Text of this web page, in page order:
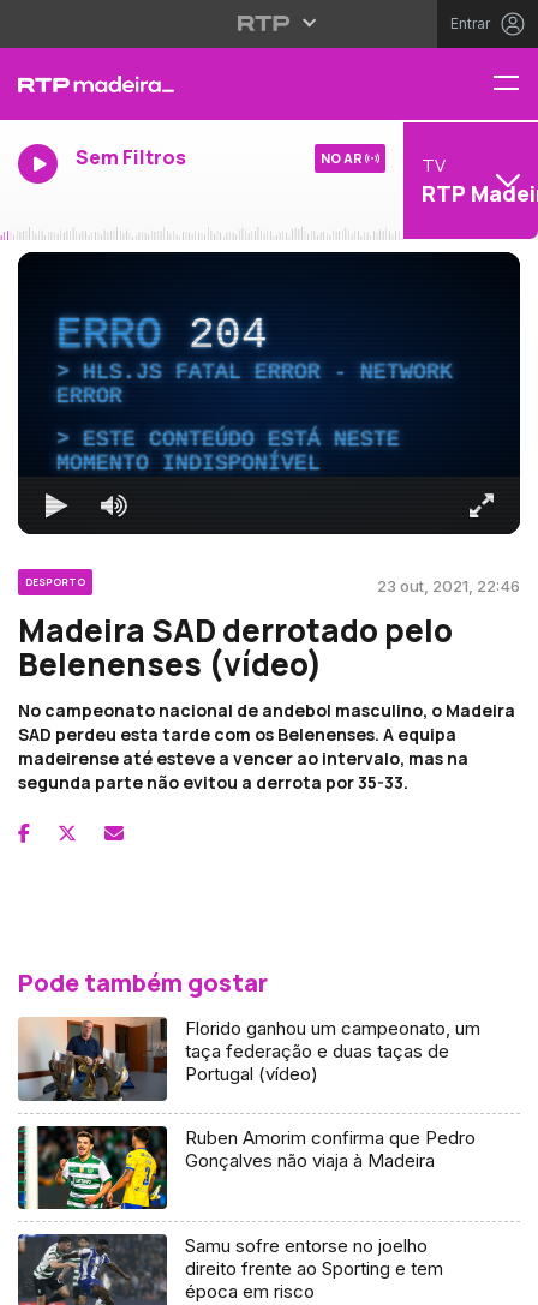
Entrar
Sem Filtros NO AR TV
RTP
ERRO204
HLS.JS FATAL ERROR - NETWORK
ERROR
ESTE CONTEÚDO ESTÁ NESTE
MOMENTO INDISPONÍVEL
DESPORTO 23 out, 2021, 22:46
Madeira SAD derrotado pelo
Belenenses (vídeo)
No campeonato nacional de andebol masculino, o Madeira
SAD perdeu esta tarde com os Belenenses. A equipa
madeirense até esteve a vencer ao intervalo, mas na
segunda parte não evitou a derrota por 35-33.
Pode também gostar
Florido ganhou um campeonato, um
taça federação e duas taças de
Portugal (vídeo)
Ruben Amorim confirma que Pedro
Gonçalves não viaja à Madeira
Samu sofre entorse no joelho
direito frente ao Sporting e tem
época em risco